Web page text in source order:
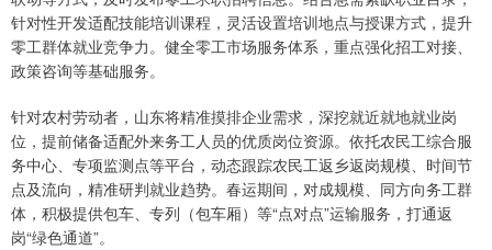
针对性开发适配技能培训课程，灵活设置培训地点与授课方式，提升
零工群体就业竞争力。健全零工市场服务体系，重点强化招工对接、
政策咨询等基础服务。
针对农村劳动者，山东将精准摸排企业需求，深挖就近就地就业岗
位，提前储备适配外来务工人员的优质岗位资源。依托农民工综合服
务中心、专项监测点等平台，动态跟踪农民工返乡返岗规模、时间节
点及流向，精准研判就业趋势。春运期间，对成规模、同方向务工群
体，积极提供包车、专列（包车厢）等“点对点”运输服务，打通返
岗“绿色通道”。